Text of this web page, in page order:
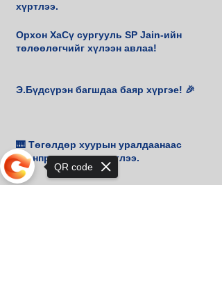
хүртлээ.
Орхон ХаСү сургууль SP Jain-ийн
төлөөлөгчийг хүлээн авлаа!
Э.Бүдсүрэн багшдаа баяр хүргэе! 🎉
🎹 Төгөлдөр хуурын уралдаанаас
Гранпри шагнал хүртлээ.
QR code